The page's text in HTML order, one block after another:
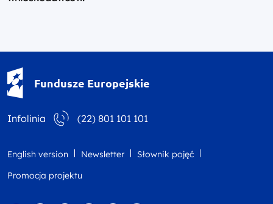
Fundusze Europejskie
Infolinia (22) 801 101 101
English version Newsletter
Słownik pojęć
Promocja projektu